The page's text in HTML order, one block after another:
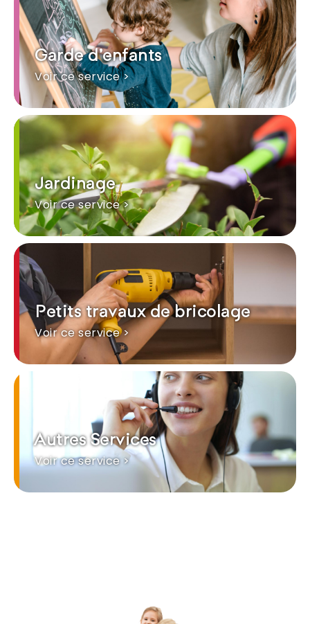
Garde d'enfants
Voir ce service >
Jardinage
Voir ce service >
Petits travaux de bricolage
Voir ce service >
Autres Services
Voir ce service >